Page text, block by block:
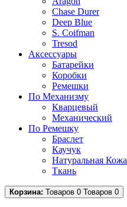
Chase Durer
Deep Blue
S. Coifman
Tresod
Аксессуары
Батарейки
Коробки
Ремешки
По Механизму
Кварцевый
Механический
По Ремешку
Браслет
Каучук
Натуральная Кожа
Ткань
Корзина: Товаров 0 Товаров 0